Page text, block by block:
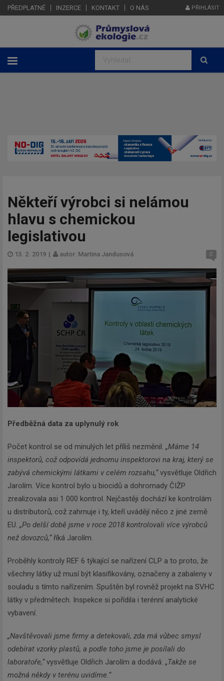
PŘEDPLATNÉ INZERCE KONTAKT O NÁS PŘIHLÁSIT
Někteří výrobci si nelámou
hlavu s chemickou
legislativou
13. 2. 2019 | autor: Martina Jandusová 0
Předběžná data za uplynulý rok
Počet kontrol se od minulých let příliš nezměnil. „Máme 14
inspektorů, což odpovídá jednomu inspektorovi na kraj, který se
zabývá chemickými látkami v celém rozsahu,“vysvětluje Oldřich
Jarolím. Více kontrol bylo u biocidů a dohromady ČIŽP
zrealizovala asi 1 000 kontrol. Nejčastěji dochází ke kontrolám
u distributorů, což zahrnuje i ty, kteří uvádějí něco z jiné země
EU. „Po delší době jsme v roce 2018 kontrolovali více výrobců
než dovozců,“říká Jarolím.
Proběhly kontroly REF 6 týkající se nařízení CLP a to proto, že
všechny látky už musí být klasifikovány, označeny a zabaleny v
souladu s tímto nařízením. Spuštěn byl rovněž projekt na SVHC
látky v předmětech. Inspekce si pořídila i terénní analytické
vybavení.
„Navštěvovali jsme firmy a detekovali, zda má vůbec smysl
odebírat vzorky plastů, a podle toho jsme je posílali do
laboratoře,“vysvětluje Oldřich Jarolím a dodává: „Takže se
možná někdy v terénu uvidíme.“